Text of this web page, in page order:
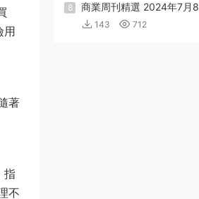
用
著
指
不
8 商業周刊精選 2024年7月
143 712